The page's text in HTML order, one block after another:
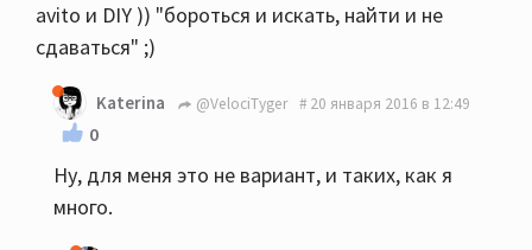
avito и DIY )) "бороться и искать, найти и не
сдаваться" ;)
Katerina @VelociTyger 20 января 2016 в 12:49
0
Ну, для меня это не вариант, и таких, как я
много.